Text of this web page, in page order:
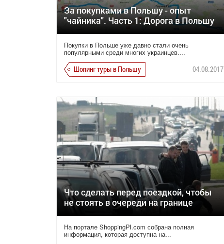
За покупками в Польшу - опыт
"чайника". Часть 1: Дорога в Польшу
Покупки в Польше уже давно стали очень
популярными среди многих украинцев....
Шопинг туры в Польшу 04.08.2017
Что сделать перед поездкой, чтобы
не стоять в очереди на границе
На портале ShoppingPl.com собрана полная
информация, которая доступна на...